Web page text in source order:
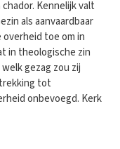
Kennelijk valt
als aanvaardbaar
toe om in
in theologische zin
gezag zou zij
tot
onbevoegd. Kerk